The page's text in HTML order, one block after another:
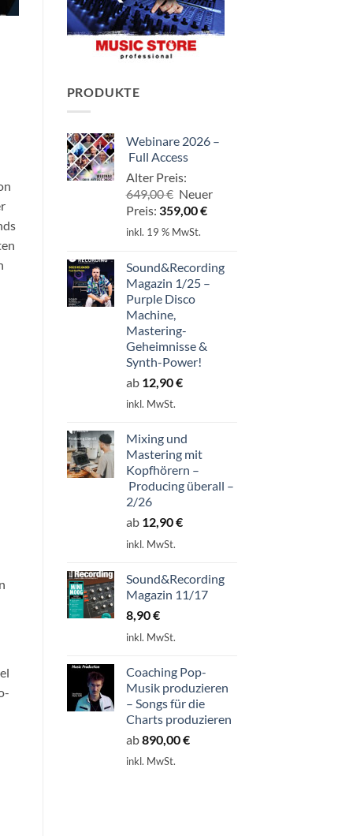
PRODUKTE
Webinare 2026 –
Full Access
Alter Preis:
649,00€ Ursprünglicher
Preis
war:
Neuer
Preis: 359,00€Aktueller
inkl. 19 % MwSt.
Sound&Recording
Magazin 1/25 –
Purple Disco
Machine,
Mastering-
Geheimnisse &
Synth-Power!
ab 12,90€
inkl. MwSt.
Mixing und
Mastering mit
Kopfhörern –
Producing überall –
2/26
ab 12,90€
inkl. MwSt.
Sound&Recording
Magazin 11/17
8,90€
inkl. MwSt.
Coaching Pop-
Musik produzieren
– Songs für die
Charts produzieren
ab890,00€
inkl. MwSt.